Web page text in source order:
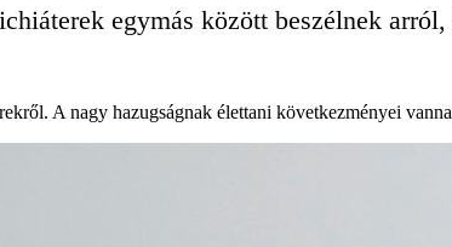
egymás között beszélnek
A nagy hazugságnak élettani következményei